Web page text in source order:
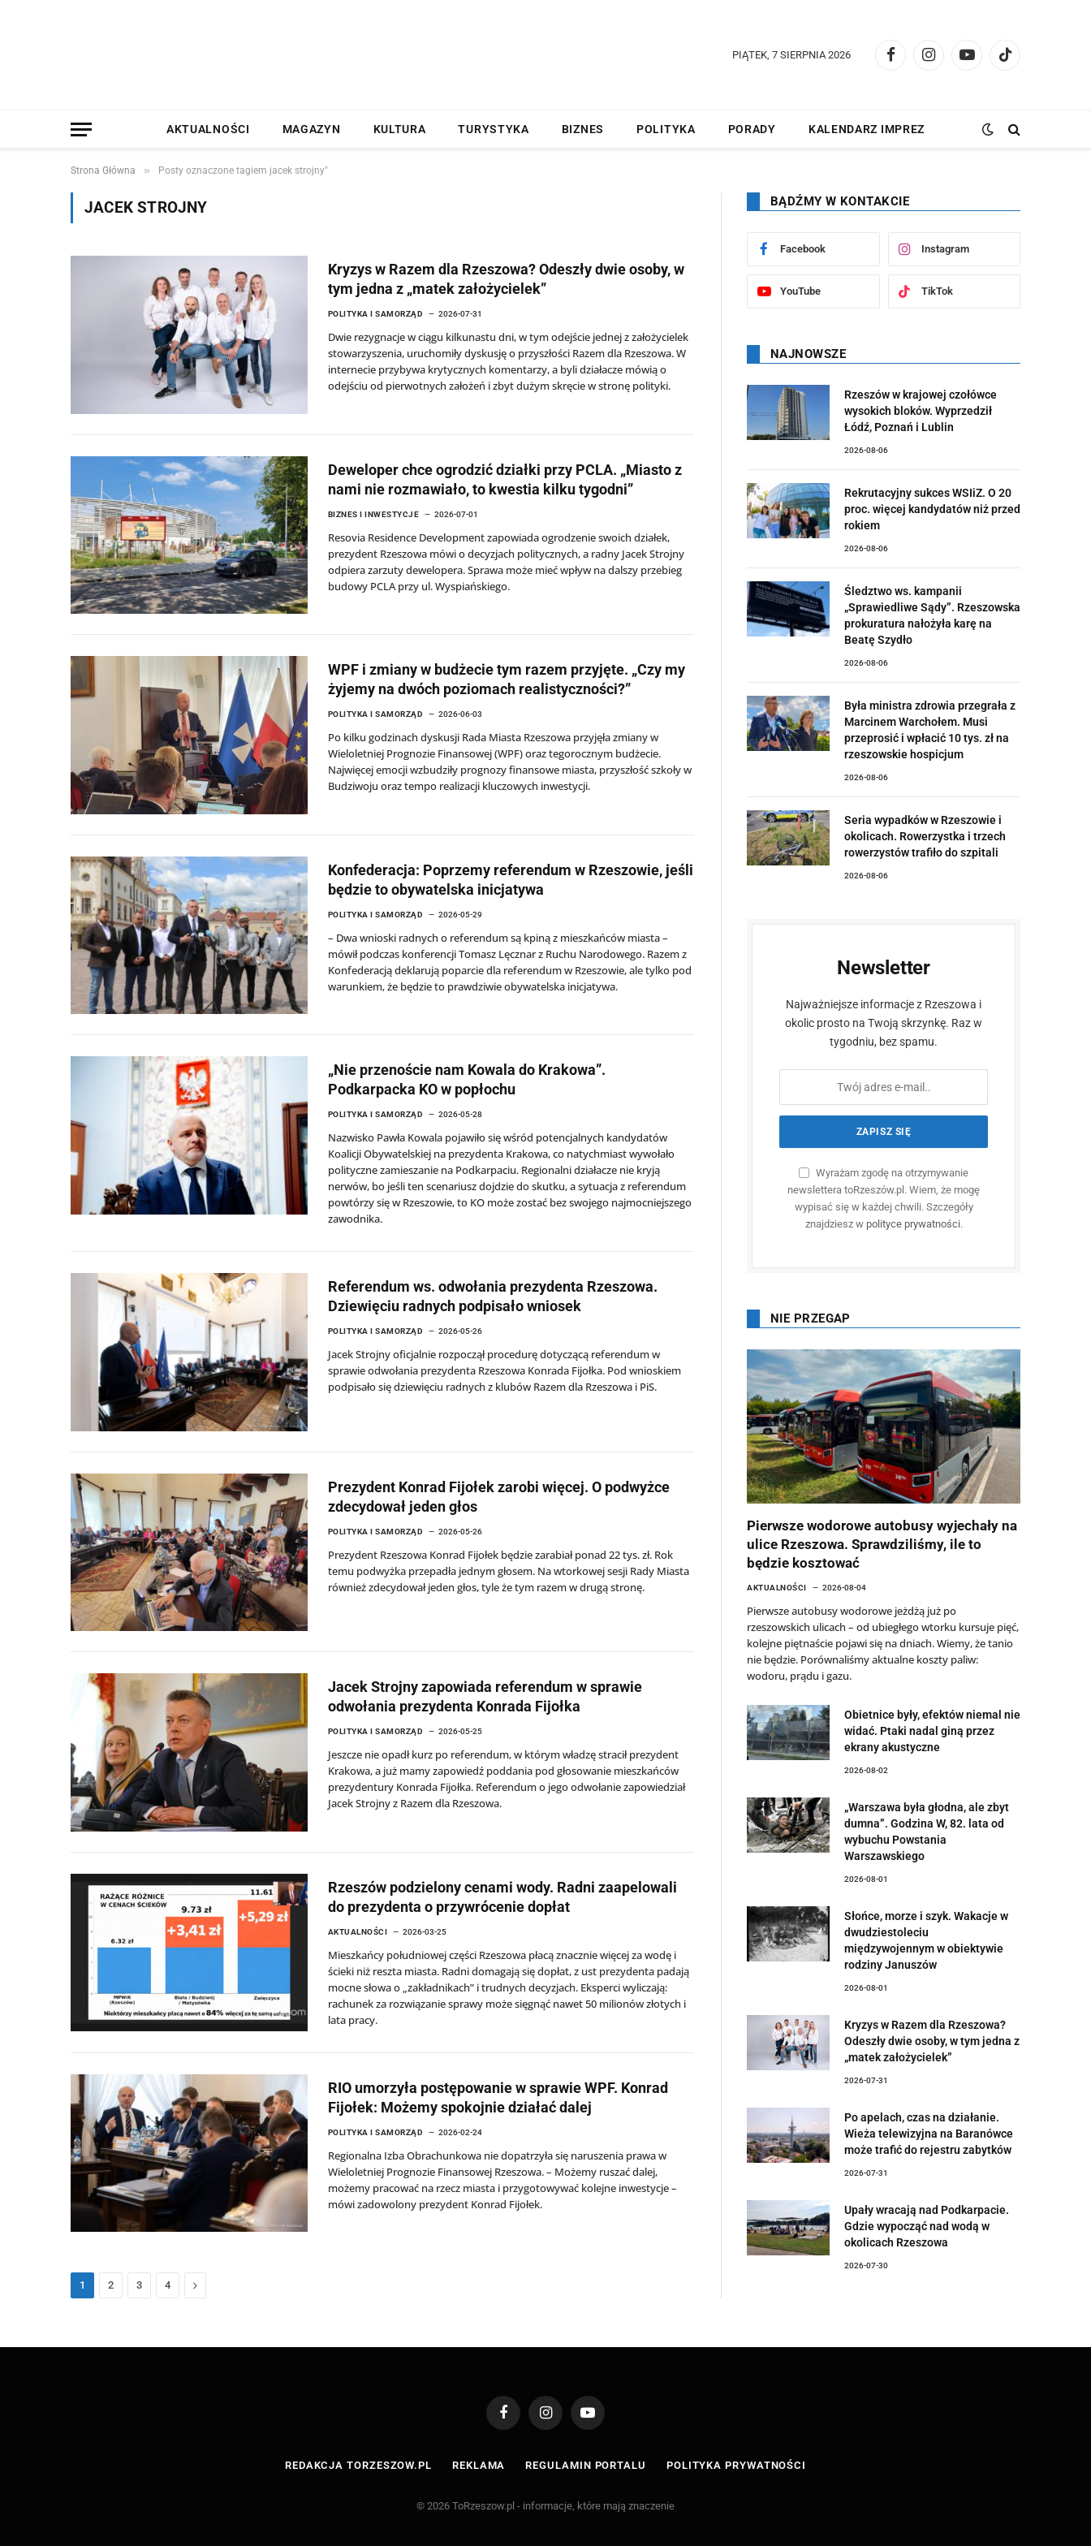
PIĄTEK, 7 SIERPNIA 2026
FacebookInstagramYouTubeTikTok
AKTUALNOŚCI MAGAZYN KULTURA TURYSTYKA BIZNES POLITYKA PORADY KALENDARZ IMPREZ
Strona Główna » Posty oznaczone tagiem jacek strojny"
JACEK STROJNY
Kryzys w Razem dla Rzeszowa? Odeszły dwie osoby, w
tym jedna z „matek założycielek”
POLITYKA I SAMORZĄD 2026-07-31
Dwie rezygnacje w ciągu kilkunastu dni, w tym odejście jednej z założycielek
stowarzyszenia, uruchomiły dyskusję o przyszłości Razem dla Rzeszowa. W
internecie przybywa krytycznych komentarzy, a byli działacze mówią o
odejściu od pierwotnych założeń i zbyt dużym skręcie w stronę polityki.
Deweloper chce ogrodzić działki przy PCLA. „Miasto z
nami nie rozmawiało, to kwestia kilku tygodni”
BIZNES I INWESTYCJE 2026-07-01
Resovia Residence Development zapowiada ogrodzenie swoich działek,
prezydent Rzeszowa mówi o decyzjach politycznych, a radny Jacek Strojny
odpiera zarzuty dewelopera. Sprawa może mieć wpływ na dalszy przebieg
budowy PCLA przy ul. Wyspiańskiego.
WPF i zmiany w budżecie tym razem przyjęte. „Czy my
żyjemy na dwóch poziomach realistyczności?”
POLITYKA I SAMORZĄD 2026-06-03
Po kilku godzinach dyskusji Rada Miasta Rzeszowa przyjęła zmiany w
Wieloletniej Prognozie Finansowej (WPF) oraz tegorocznym budżecie.
Najwięcej emocji wzbudziły prognozy finansowe miasta, przyszłość szkoły w
Budziwoju oraz tempo realizacji kluczowych inwestycji.
Konfederacja: Poprzemy referendum w Rzeszowie, jeśli
będzie to obywatelska inicjatywa
POLITYKA I SAMORZĄD 2026-05-29
– Dwa wnioski radnych o referendum są kpiną z mieszkańców miasta –
mówił podczas konferencji Tomasz Lęcznar z Ruchu Narodowego. Razem z
Konfederacją deklarują poparcie dla referendum w Rzeszowie, ale tylko pod
warunkiem, że będzie to prawdziwie obywatelska inicjatywa.
„Nie przenoście nam Kowala do Krakowa”.
Podkarpacka KO w popłochu
POLITYKA I SAMORZĄD 2026-05-28
Nazwisko Pawła Kowala pojawiło się wśród potencjalnych kandydatów
Koalicji Obywatelskiej na prezydenta Krakowa, co natychmiast wywołało
polityczne zamieszanie na Podkarpaciu. Regionalni działacze nie kryją
nerwów, bo jeśli ten scenariusz dojdzie do skutku, a sytuacja z referendum
powtórzy się w Rzeszowie, to KO może zostać bez swojego najmocniejszego
zawodnika.
Referendum ws. odwołania prezydenta Rzeszowa.
Dziewięciu radnych podpisało wniosek
POLITYKA I SAMORZĄD 2026-05-26
Jacek Strojny oficjalnie rozpoczął procedurę dotyczącą referendum w
sprawie odwołania prezydenta Rzeszowa Konrada Fijołka. Pod wnioskiem
podpisało się dziewięciu radnych z klubów Razem dla Rzeszowa i PiS.
Prezydent Konrad Fijołek zarobi więcej. O podwyżce
zdecydował jeden głos
POLITYKA I SAMORZĄD 2026-05-26
Prezydent Rzeszowa Konrad Fijołek będzie zarabiał ponad 22 tys. zł. Rok
temu podwyżka przepadła jednym głosem. Na wtorkowej sesji Rady Miasta
również zdecydował jeden głos, tyle że tym razem w drugą stronę.
Jacek Strojny zapowiada referendum w sprawie
odwołania prezydenta Konrada Fijołka
POLITYKA I SAMORZĄD 2026-05-25
Jeszcze nie opadł kurz po referendum, w którym władzę stracił prezydent
Krakowa, a już mamy zapowiedź poddania pod głosowanie mieszkańców
prezydentury Konrada Fijołka. Referendum o jego odwołanie zapowiedział
Jacek Strojny z Razem dla Rzeszowa.
Rzeszów podzielony cenami wody. Radni zaapelowali
do prezydenta o przywrócenie dopłat
AKTUALNOŚCI 2026-03-25
Mieszkańcy południowej części Rzeszowa płacą znacznie więcej za wodę i
ścieki niż reszta miasta. Radni domagają się dopłat, z ust prezydenta padają
mocne słowa o „zakładnikach” i trudnych decyzjach. Eksperci wyliczają:
rachunek za rozwiązanie sprawy może sięgnąć nawet 50 milionów złotych i
lata pracy.
RIO umorzyła postępowanie w sprawie WPF. Konrad
Fijołek: Możemy spokojnie działać dalej
POLITYKA I SAMORZĄD 2026-02-24
Regionalna Izba Obrachunkowa nie dopatrzyła się naruszenia prawa w
Wieloletniej Prognozie Finansowej Rzeszowa. – Możemy ruszać dalej,
możemy pracować na rzecz miasta i przygotowywać kolejne inwestycje –
mówi zadowolony prezydent Konrad Fijołek.
1 2 3 4 Następny
BĄDŹMY W KONTAKCIE
Facebook Instagram
YouTube TikTok
NAJNOWSZE
Rzeszów w krajowej czołówce
wysokich bloków. Wyprzedził
Łódź, Poznań i Lublin
2026-08-06
Rekrutacyjny sukces WSIiZ. O 20
proc. więcej kandydatów niż przed
rokiem
2026-08-06
Śledztwo ws. kampanii
„Sprawiedliwe Sądy”. Rzeszowska
prokuratura nałożyła karę na
Beatę Szydło
2026-08-06
Była ministra zdrowia przegrała z
Marcinem Warchołem. Musi
przeprosić i wpłacić 10 tys. zł na
rzeszowskie hospicjum
2026-08-06
Seria wypadków w Rzeszowie i
okolicach. Rowerzystka i trzech
rowerzystów trafiło do szpitali
2026-08-06
Newsletter
Najważniejsze informacje z Rzeszowa i
okolic prosto na Twoją skrzynkę. Raz w
tygodniu, bez spamu.
Wyrażam zgodę na otrzymywanie
newslettera toRzeszów.pl. Wiem, że mogę
wypisać się w każdej chwili. Szczegóły
znajdziesz w polityce prywatności.
NIE PRZEGAP
Pierwsze wodorowe autobusy wyjechały na
ulice Rzeszowa. Sprawdziliśmy, ile to
będzie kosztować
AKTUALNOŚCI 2026-08-04
Pierwsze autobusy wodorowe jeżdżą już po
rzeszowskich ulicach – od ubiegłego wtorku kursuje pięć,
kolejne piętnaście pojawi się na dniach. Wiemy, że tanio
nie będzie. Porównaliśmy aktualne koszty paliw:
wodoru, prądu i gazu.
Obietnice były, efektów niemal nie
widać. Ptaki nadal giną przez
ekrany akustyczne
2026-08-02
„Warszawa była głodna, ale zbyt
dumna”. Godzina W, 82. lata od
wybuchu Powstania
Warszawskiego
2026-08-01
Słońce, morze i szyk. Wakacje w
dwudziestoleciu
międzywojennym w obiektywie
rodziny Januszów
2026-08-01
Kryzys w Razem dla Rzeszowa?
Odeszły dwie osoby, w tym jedna z
„matek założycielek”
2026-07-31
Po apelach, czas na działanie.
Wieża telewizyjna na Baranówce
może trafić do rejestru zabytków
2026-07-31
Upały wracają nad Podkarpacie.
Gdzie wypocząć nad wodą w
okolicach Rzeszowa
2026-07-30
FacebookInstagramYouTube
REDAKCJA TORZESZOW.PL REKLAMA REGULAMIN PORTALU POLITYKA PRYWATNOŚCI
© 2026 ToRzeszow.pl - informacje, które mają znaczenie